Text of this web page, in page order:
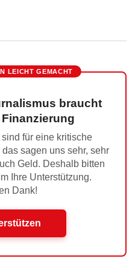
LEICHT GEMACHT
braucht
für eine kritische
sagen uns sehr, sehr
Geld. Deshalb bitten
Ihre Unterstützung.
Dank!